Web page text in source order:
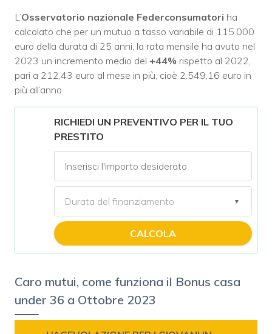
L’Osservatorio nazionale Federconsumatori ha
calcolato che per un mutuo a tasso variabile di 115.000
euro della durata di 25 anni, la rata mensile ha avuto nel
2023 un incremento medio del +44% rispetto al 2022,
pari a 212,43 euro al mese in più, cioè 2.549,16 euro in
più all’anno.
RICHIEDI UN PREVENTIVO PER IL TUO
PRESTITO
CALCOLA
Caro mutui, come funziona il Bonus casa
under 36 a Ottobre 2023